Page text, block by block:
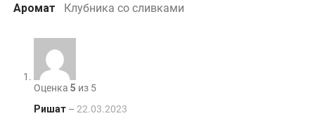
Аромат Клубника со сливками
Оценка 5 из 5
Ришат – 22.03.2023